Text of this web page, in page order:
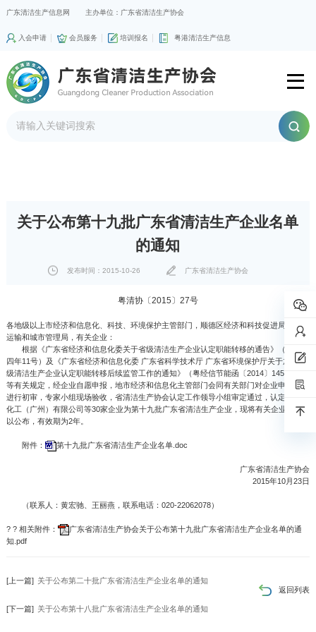
广东清洁生产信息网 主办单位：广东省清洁生产协会
入会申请 会员服务 培训报名 粤港清洁生产信息
关于公布第十九批广东省清洁生产企业名单
的通知
发布时间：2015-10-26 广东省清洁生产协会
粤清协〔2015〕27号
各地级以上市经济和信息化、科技、环境保护主管部门，顺德区经济和科技促进局、环境
运输和城市管理局，有关企业：
根据《广东省经济和信息化委关于省级清洁生产企业认定职能转移的通告》（二○一
四年11号）及《广东省经济和信息化委 广东省科学技术厅 广东省环境保护厅关于加强省
级清洁生产企业认定职能转移后续监管工作的通知》（粤经信节能函〔2014〕1452号）
等有关规定，经企业自愿申报，地市经济和信息化主管部门会同有关部门对企业申报材料
进行初审，专家小组现场验收，省清洁生产协会认定工作领导小组审定通过，认定科莱恩
化工（广州）有限公司等30家企业为第十九批广东省清洁生产企业，现将有关企业名单予
以公布，有效期为2年。
附件： 第十九批广东省清洁生产企业名单.doc
广东省清洁生产协会
2015年10月23日
（联系人：黄宏驰、王丽燕，联系电话：020-22062078）
? ? 相关附件：
广东省清洁生产协会关于公布第十九批广东省清洁生产企业名单的通
知.pdf
返回列表
[上一篇] 关于公布第二十批广东省清洁生产企业名单的通知
[下一篇] 关于公布第十八批广东省清洁生产企业名单的通知